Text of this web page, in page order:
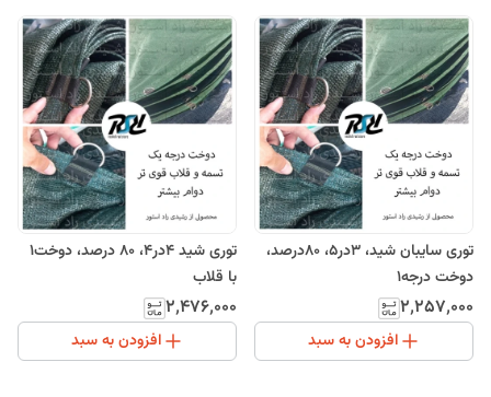
توری سایبان شید، 3در5، 80درصد،
دوخت درجه1
۲٬۲۵۷٬۰۰۰
افزودن به سبد
توری شید 4در4، 80 درصد، دوخت1
با قلاب
۲٬۴۷۶٬۰۰۰
افزودن به سبد